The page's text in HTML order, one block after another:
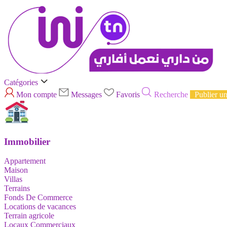
Catégories
Mon compte
Messages Favoris Recherche Publier
Immobilier
Appartement
Maison
Villas
Terrains
Fonds De Commerce
Locations de vacances
Terrain agricole
Locaux Commerciaux